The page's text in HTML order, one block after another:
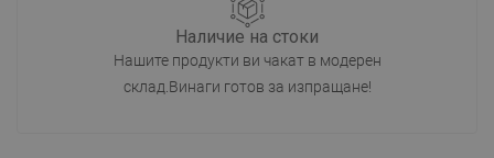
Наличие на стоки
Нашите продукти ви чакат в модерен
склад.Винаги готов за изпращане!